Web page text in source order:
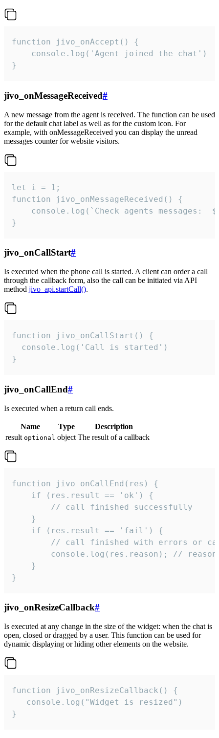
function jivo_onAccept() {
}
jivo_onMessageReceived#
A new message from the agent is received. The function can be used
for the default chat label as well as for the custom icon. For
example, with onMessageReceived you can display the unread
messages counter for website visitors.
let i = 1;
function jivo_onMessageReceived() {
}
jivo_onCallStart#
Is executed when the phone call is started. A client can order a call
through the callback form, also the call can be initiated via API
method jivo_api.startCall().
function jivo_onCallStart() {
  console.log('Call is started')
}
jivo_onCallEnd#
Is executed when a return call ends.
Name Type
Description
result optional object The result of a callback
function jivo_onCallEnd(res) {
    if (res.result == 'ok') {
        // call finished successfully
    }
    if (res.result == 'fail') {
// call finished with errors or
console.log(res.reason); //
    }
}
jivo_onResizeCallback#
Is executed at any change in the size of the widget: when the chat is
open, closed or dragged by a user. This function can be used for
dynamic displaying or hiding other elements on the website.
function jivo_onResizeCallback() {
   console.log("Widget is resized")
}